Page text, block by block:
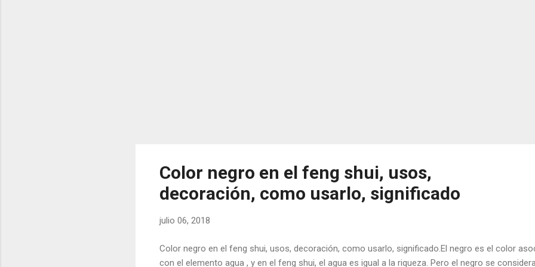
Color negro en el feng shui, usos,
decoración, como usarlo, significado
julio 06, 2018
Color negro en el feng shui, usos, decoración, como usarlo, significado.El negro es el color
con el elemento agua , y en el feng shui, el agua es igual a la riqueza. Pero el negro se